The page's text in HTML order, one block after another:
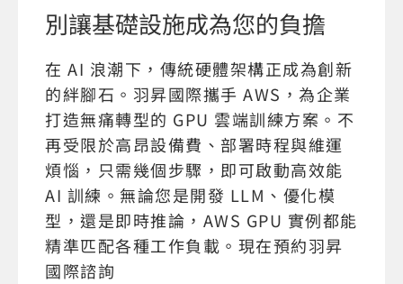
別讓基礎設施成為您的負擔
在 AI 浪潮下，傳統硬體架構正成為創新
的絆腳石。羽昇國際攜手 AWS，為企業
打造無痛轉型的 GPU 雲端訓練方案。不
再受限於高昂設備費、部署時程與維運
煩惱，只需幾個步驟，即可啟動高效能
AI 訓練。無論您是開發 LLM、優化模
型，還是即時推論，AWS GPU 實例都能
精準匹配各種工作負載。現在預約羽昇
國際諮詢